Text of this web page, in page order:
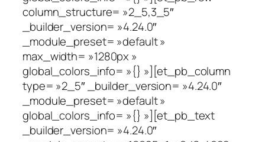
column_structure= »2_5,3_5″
_builder_version= »4.24.0″
_module_preset= »default »
max_width= »1280px »
global_colors_info= »{} »][et_pb_column
type= »2_5″ _builder_version= »4.24.0″
_module_preset= »default »
global_colors_info= »{} »][et_pb_text
_builder_version= »4.24.0″